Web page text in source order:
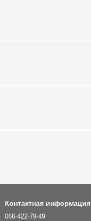
Контактная информация
066-422-79-49